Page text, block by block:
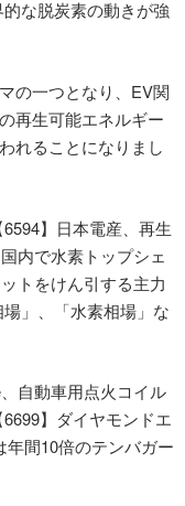
な脱炭素の動きが強
の一つとなり、EV関
再生可能エネルギー
れることになりまし
】日本電産、再生
内で水素トップシェ
トをけん引する主力
」、「水素相場」な
自動車用点火コイル
】ダイヤモンドエ
間10倍のテンバガー